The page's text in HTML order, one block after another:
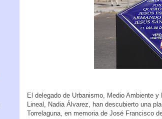
El delegado de Urbanismo, Medio Ambiente
Lineal, Nadia Álvarez, han descubierto una
Torrelaguna, en memoria de José Francisco